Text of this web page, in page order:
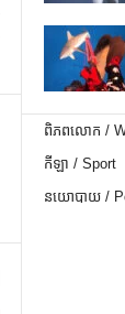
ពិភពលោក /
កីឡា / Sport
នយោបាយ /